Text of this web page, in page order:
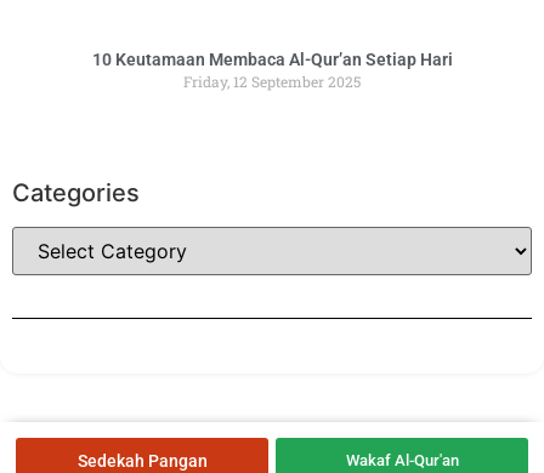
10 Keutamaan Membaca Al-Qur’an Setiap Hari
Friday, 12 September 2025
Categories
Sedekah Pangan Wakaf Al-Qur'an